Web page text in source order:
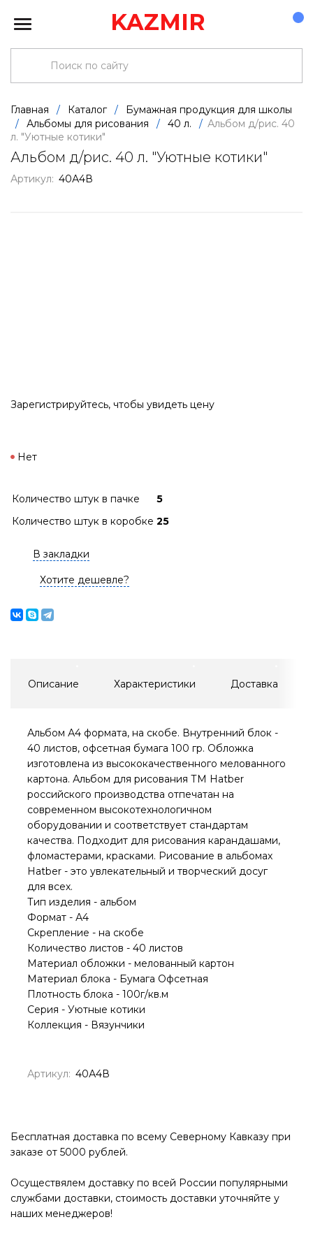
KAZMIR
Главная / Каталог /
Бумажная продукция для школы
/
Альбомы для рисования / 40 л. / Альбом д/рис. 40
л. "Уютные котики"
Альбом д/рис. 40 л. "Уютные котики"
Артикул: 40А4В
Зарегистрируйтесь, чтобы увидеть цену
Нет
Количество штук в пачке
5
Количество штук в коробке 25
В закладки
Хотите дешевле?
Описание Характеристики Доставка
Альбом А4 формата, на скобе. Внутренний блок -
40 листов, офсетная бумага 100 гр. Обложка
изготовлена из высококачественного мелованного
картона. Альбом для рисования ТМ Hatber
российского производства отпечатан на
современном высокотехнологичном
оборудовании и соответствует стандартам
качества. Подходит для рисования карандашами,
фломастерами, красками. Рисование в альбомах
Hatber - это увлекательный и творческий досуг
для всех.
Тип изделия - альбом
Формат - А4
Скрепление - на скобе
Количество листов - 40 листов
Материал обложки - мелованный картон
Материал блока - Бумага Офсетная
Плотность блока - 100г/кв.м
Серия - Уютные котики
Коллекция - Вязунчики
Артикул: 40А4В
Бесплатная доставка по всему Северному Кавказу при
заказе от 5000 рублей.
Осуществялем доставку по всей России популярными
службами доставки, стоимость доставки уточняйте у
наших менеджеров!